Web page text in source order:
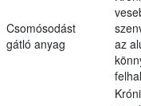
Csomósodást
gátló anyag
az